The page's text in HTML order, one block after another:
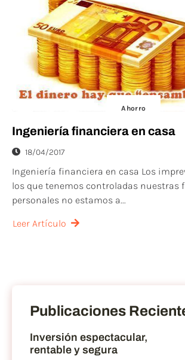
Ahorro
Ingeniería financiera en casa
18/04/2017
Ingeniería financiera en casa Los
los que tenemos controladas nuestras
personales no estamos a...
Leer Artículo
Publicaciones
Inversión espectacular,
rentable y segura